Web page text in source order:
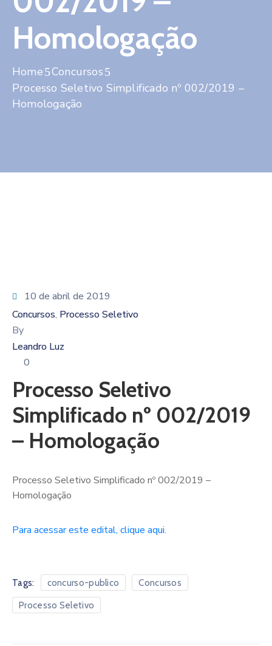
Homologação
Home
Concursos
Processo Seletivo Simplificado nº 002/2019 –
Homologação
10 de abril de 2019
Concursos‚ Processo Seletivo
By
Leandro Luz
0
Processo Seletivo
Simplificado nº 002/2019
– Homologação
Processo Seletivo Simplificado nº 002/2019 –
Homologação
Para acessar este edital, clique aqui.
Tags: concurso-publico Concursos
Processo Seletivo